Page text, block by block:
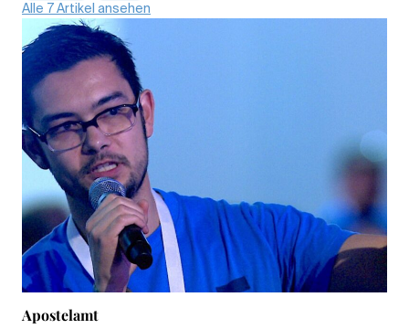
Alle 7 Artikel ansehen
Apostelamt